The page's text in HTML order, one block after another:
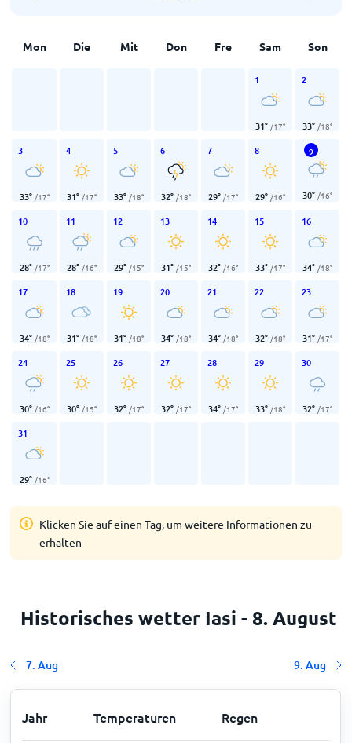
Mon Die Mit Don Fre Sam Son
1
31° /17°
2
33° /18°
3
33° /17°
4
31° /17°
5
33° /18°
6
32° /18°
7
29° /17°
8
29° /16°
9
30° /16°
10
28° /17°
11
28° /16°
12
29° /15°
13
31° /15°
14
32° /16°
15
33° /17°
16
34° /18°
17
34° /18°
18
31° /18°
19
31° /18°
20
34° /18°
21
34° /18°
22
32° /18°
23
31° /17°
24
30° /16°
25
30° /15°
26
32° /17°
27
32° /17°
28
34° /17°
29
33° /18°
30
32° /17°
31
29° /16°
Klicken Sie auf einen Tag, um weitere Informationen zu
erhalten
Historisches wetter Iasi - 8. August
7. Aug 9. Aug
Jahr Temperaturen Regen